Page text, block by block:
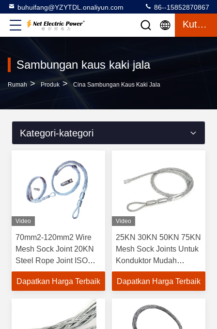
buhuifang@YZYTDL.onaliyun.com 86--15852870867
Kutipan
Sambungan kaus kaki jala
Rumah > Produk > Cina Sambungan Kaus Kaki Jala
Kategori-kategori
Video
70mm2-120mm2 Wire
Mesh Sock Joint 20KN
Steel Rope Joint ISO
persetujuan
Dapatkan Harga Terbaik
Video
25KN 30KN 50KN 75KN
Mesh Sock Joints Untuk
Konduktor Mudah
Ekspansi
Dapatkan Harga Terbaik